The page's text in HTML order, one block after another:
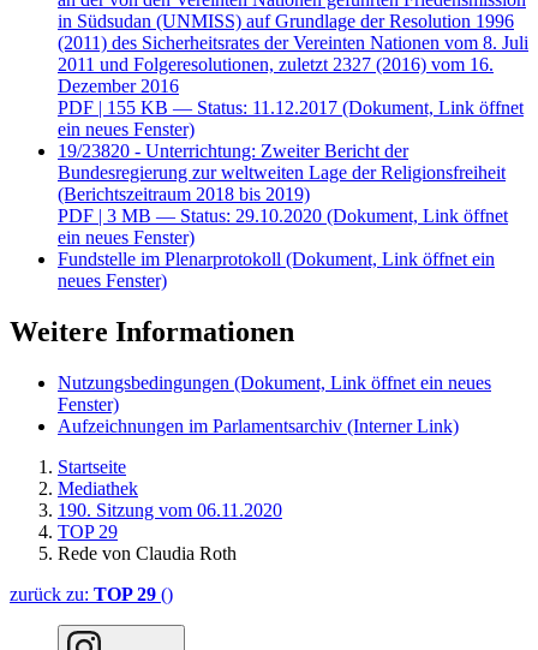
in Südsudan (UNMISS) auf Grundlage der Resolution 1996
(2011) des Sicherheitsrates der Vereinten Nationen vom 8. Juli
2011 und Folgeresolutionen, zuletzt 2327 (2016) vom 16.
Dezember 2016
PDF | 155 KB — Status: 11.12.2017 (Dokument, Link öffnet
ein neues Fenster)
19/23820 - Unterrichtung: Zweiter Bericht der
Bundesregierung zur weltweiten Lage der Religionsfreiheit
(Berichtszeitraum 2018 bis 2019)
PDF | 3 MB — Status: 29.10.2020 (Dokument, Link öffnet
ein neues Fenster)
Fundstelle im Plenarprotokoll (Dokument, Link öffnet ein
neues Fenster)
Weitere Informationen
Nutzungsbedingungen (Dokument, Link öffnet ein neues
Fenster)
Aufzeichnungen im Parlamentsarchiv (Interner Link)
Startseite
Mediathek
190. Sitzung vom 06.11.2020
TOP 29
Rede von Claudia Roth
zurück zu: TOP 29 ()